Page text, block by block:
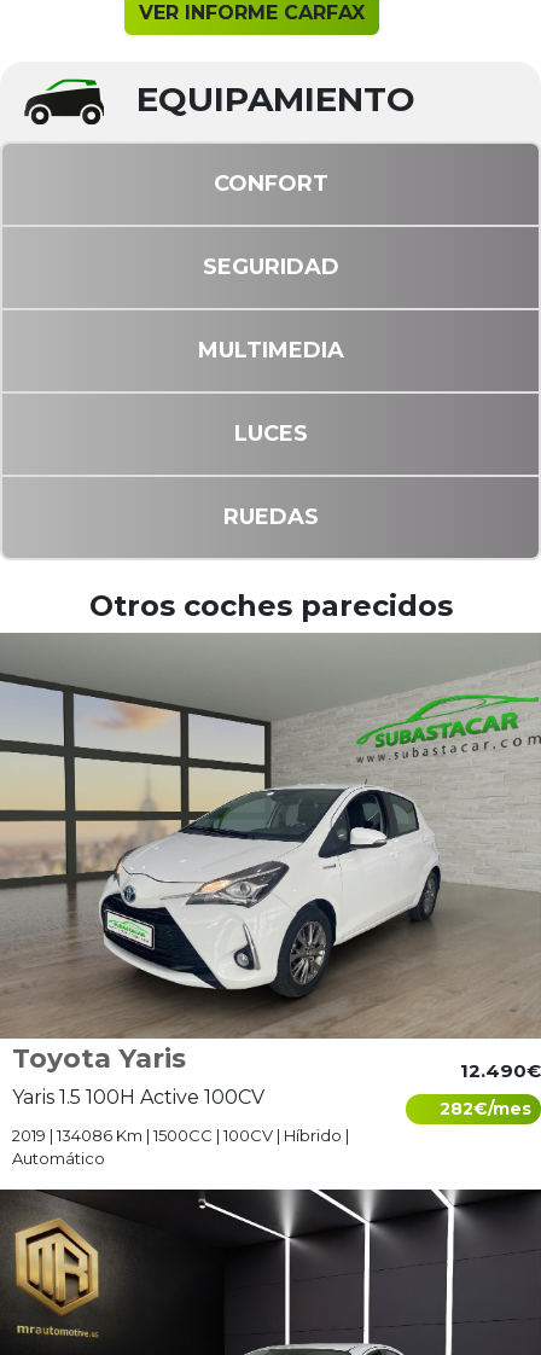
VER INFORME CARFAX
EQUIPAMIENTO
CONFORT
SEGURIDAD
MULTIMEDIA
LUCES
RUEDAS
Otros coches parecidos
Toyota Yaris
Yaris 1.5 100H Active 100CV
2019 | 134086 Km | 1500CC | 100CV | Híbrido |
Automático
12.490€
282€/mes